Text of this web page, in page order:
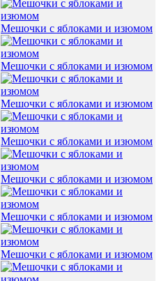
Мешочки с яблоками и изюмом
Мешочки с яблоками и изюмом
Мешочки с яблоками и изюмом
Мешочки с яблоками и изюмом
Мешочки с яблоками и изюмом
Мешочки с яблоками и изюмом
Мешочки с яблоками и изюмом